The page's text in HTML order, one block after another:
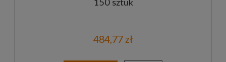
484,77 zł